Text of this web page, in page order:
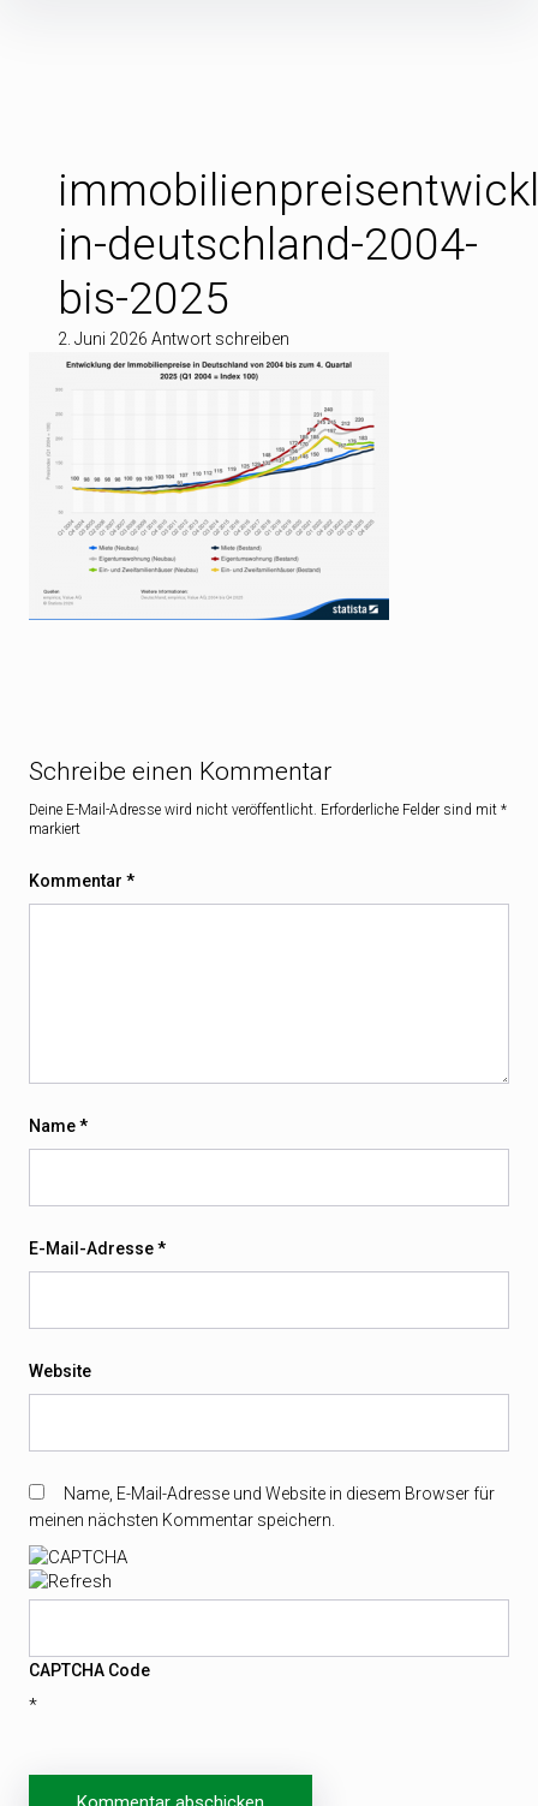
in-deutschland-2004-
bis-2025
2. Juni 2026 Antwort schreiben
Schreibe einen Kommentar
Deine E-Mail-Adresse wird nicht veröffentlicht. Erforderliche Felder sind mit *
markiert
Kommentar *
Name*
E-Mail-Adresse*
Website
Name, E-Mail-Adresse und Website in diesem Browser für
meinen nächsten Kommentar speichern.
CAPTCHA Code
*